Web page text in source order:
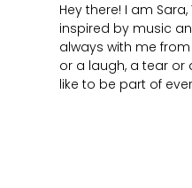
Hey there! I am
inspired by music
always with me
or a laugh, a tear
like to be part of